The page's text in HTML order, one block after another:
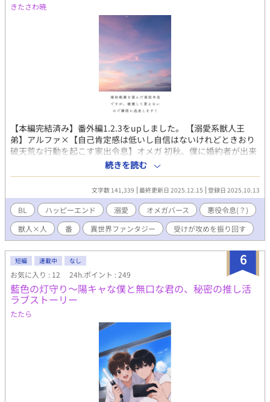
きたさわ暁
【本編完結済み】番外編1.2.3をupしました。 【溺愛系獣人王
弟】アルファ×【自己肯定感は低いし自信はないけれどときおり
破天荒な行動を起こす家出令息】オメガ 初秋、僕に婚約者が出来
た。穏やかで優しげな公爵令息だ。恋のトキメキはなくても、こ
の人となら穏やかな夫夫生活が送れるかもれないと、僕は期待し
た。そんなものははなから僕にはないのだと、現実を見せつけら
れるように学園の東屋で抱きしめ合う恋人同士――婚約者とその
幼なじみの令嬢の姿を見た。 やってられるか！ 好きな相手がい
るなら婚約を解消してその人と添えば良いと婚約者に伝えても
「傷つけるつもりはなかった」だの「不甲斐ない婚約者ですまな
い」だのと言い訳ばかり。おまけに学園で僕が恋人同士を権力で
引き裂いたと噂が流れた。よーし、婚約破棄だ！ 教本にぴった
りな物語を見つけた僕は「悪役令息」になってやる。 無事？ 婚
約破棄した後は、国を飛び出し世界を見に行こう！ オメガとい
っても、僕のフェロモンは微弱すぎて誰にも感じ取れないし、発
情期だって来たことがない。オメガの弱点がなければベータとし
て薬師見習いになってもいい。さあ、隣国へ出発だ！ と意気込
んだ僕の前に、盗賊が現れた。腕力も頭脳もなく出来る事といっ
たら薬草を育てることと調薬くらいの僕が選べるのは、「死」か
「死んだほうがマシ」の二択だけ。せっかく自由になれたのにと
絶望しているその時、僕の前に現れたのは……。溺愛獣人王弟×
自己肯定感は低いし自信はないけれどときおり破天荒な行動を起
こす家出令息のオメガバース。 11/1から始まりました、「第13回
BL大賞」に参加しています。投票、ブクマ、いいね、しおり、感
続きを読む
文字数 141,339 最終更新日 2025.12.15 登録日 2025.10.13
BL ハッピーエンド 溺愛 オメガバース
悪役令息(？)
獣人×人
番 異世界ファンタジー 受けが攻めを振り回す
6
短編 連載中 なし
お気に入り : 12 24h.ポイント : 249
藍色の灯守り～陽キャな僕と無口な君の、秘密の推し活
ラブストーリー
たたら